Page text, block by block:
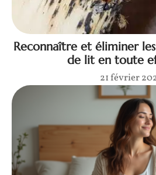
Reconnaître et éliminer
de lit en toute
21 février